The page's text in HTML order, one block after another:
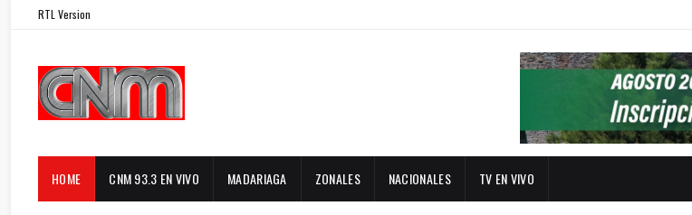
RTL Version
HOME CNM 93.3 EN VIVO MADARIAGA ZONALES NACIONALES TV EN VIVO